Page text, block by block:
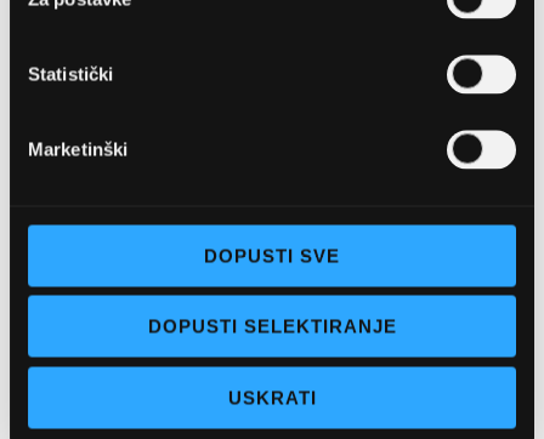
Statistički
Marketinški
DOPUSTI SVE
DOPUSTI SELEKTIRANJE
USKRATI
Pon - pet: 07 - 21h,
Sub: 07-21h
webshop@optikanjego.hr